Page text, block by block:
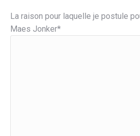
La raison pour laquelle je postule
Maes Jonker*